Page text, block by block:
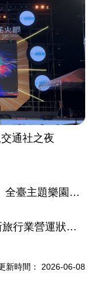
通社之夜
等」超殺優惠邀請全家低碳出遊
暑假旺季旅遊注意避免糾紛
新時間： 2026-06-08